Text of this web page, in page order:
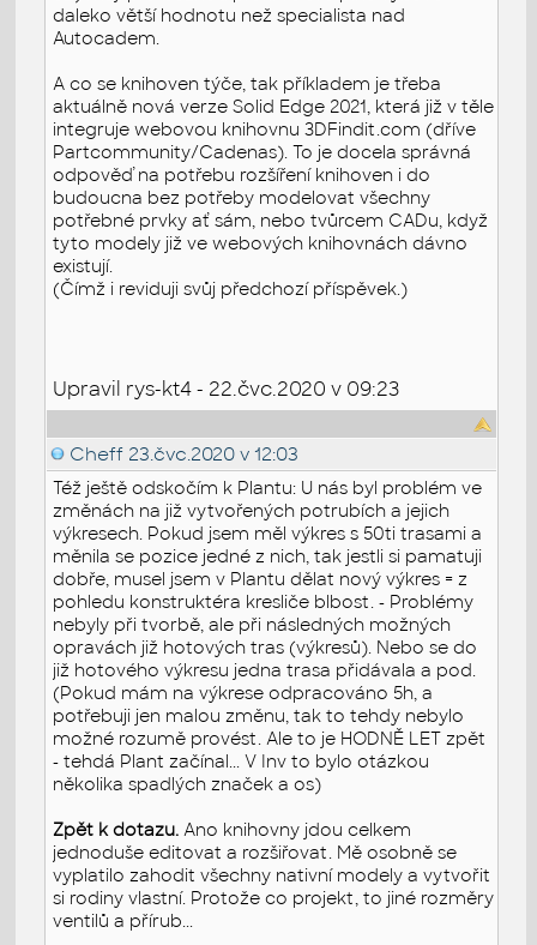
daleko větší hodnotu než specialista nad
Autocadem.
A co se knihoven týče, tak příkladem je třeba
aktuálně nová verze Solid Edge 2021, která již v těle
integruje webovou knihovnu 3DFindit.com (dříve
Partcommunity/Cadenas). To je docela správná
odpověď na potřebu rozšíření knihoven i do
budoucna bez potřeby modelovat všechny
potřebné prvky ať sám, nebo tvůrcem CADu, když
tyto modely již ve webových knihovnách dávno
existují.
(Čímž i reviduji svůj předchozí příspěvek.)
Upravil rys-kt4 - 22.čvc.2020 v 09:23
Cheff 23.čvc.2020 v 12:03
Též ještě odskočím k Plantu: U nás byl problém ve
změnách na již vytvořených potrubích a jejich
výkresech. Pokud jsem měl výkres s 50ti trasami a
měnila se pozice jedné z nich, tak jestli si pamatuji
dobře, musel jsem v Plantu dělat nový výkres = z
pohledu konstruktéra kresliče blbost. - Problémy
nebyly při tvorbě, ale při následných možných
opravách již hotových tras (výkresů). Nebo se do
již hotového výkresu jedna trasa přidávala a pod.
(Pokud mám na výkrese odpracováno 5h, a
potřebuji jen malou změnu, tak to tehdy nebylo
možné rozumě provést. Ale to je HODNĚ LET zpět
- tehdá Plant začínal... V Inv to bylo otázkou
několika spadlých značek a os)
Zpět k dotazu. Ano knihovny jdou celkem
jednoduše editovat a rozšiřovat. Mě osobně se
vyplatilo zahodit všechny nativní modely a vytvořit
si rodiny vlastní. Protože co projekt, to jiné rozměry
ventilů a přírub...